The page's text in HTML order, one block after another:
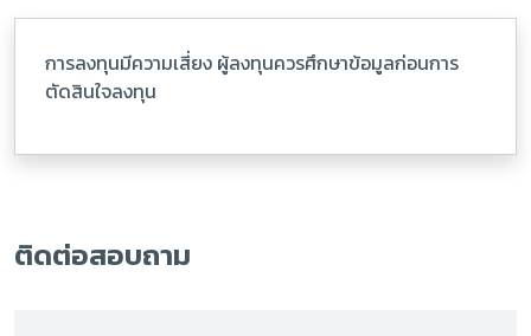
การลงทุนมีความเสี่ยง ผู้ลงทุนควรศึกษาข้อมูลก่อนการ
ตัดสินใจลงทุน
ติดต่อสอบถาม